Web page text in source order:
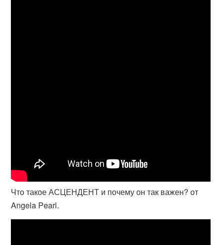
Что такое АСЦЕНДЕНТ и почему он так важен? от
Angela Pearl.